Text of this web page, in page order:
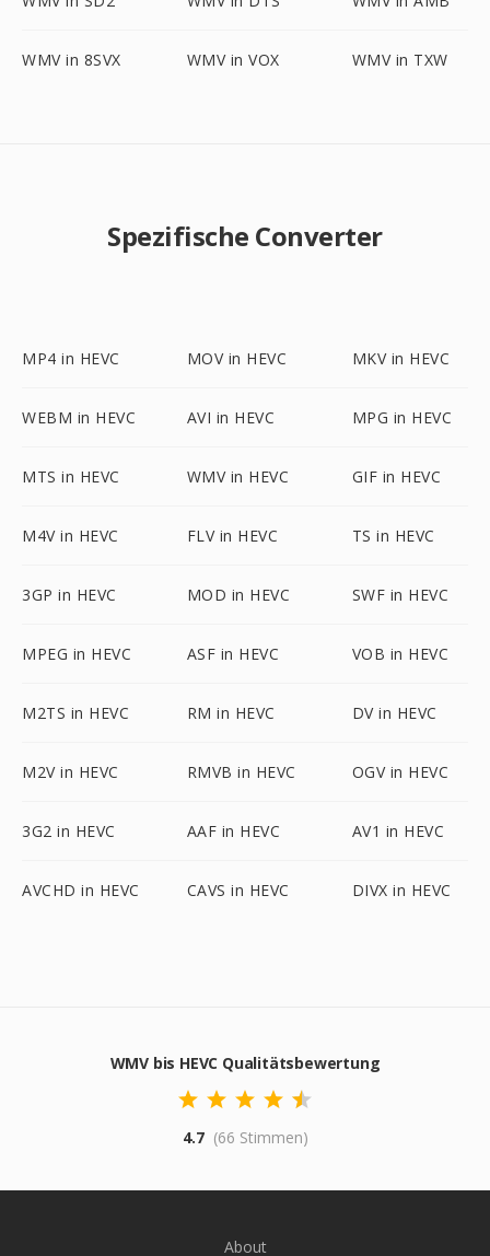
WMV in 8SVX WMV in VOX WMV in TXW
Spezifische Converter
MP4 in HEVC MOV in HEVC MKV in HEVC
WEBM in HEVC AVI in HEVC MPG in HEVC
MTS in HEVC WMV in HEVC GIF in HEVC
M4V in HEVC FLV in HEVC TS in HEVC
3GP in HEVC MOD in HEVC SWF in HEVC
MPEG in HEVC ASF in HEVC VOB in HEVC
M2TS in HEVC RM in HEVC DV in HEVC
M2V in HEVC RMVB in HEVC OGV in HEVC
3G2 in HEVC AAF in HEVC AV1 in HEVC
AVCHD in HEVC CAVS in HEVC DIVX in HEVC
WMV bis HEVC Qualitätsbewertung
4.7 (66 Stimmen)
About